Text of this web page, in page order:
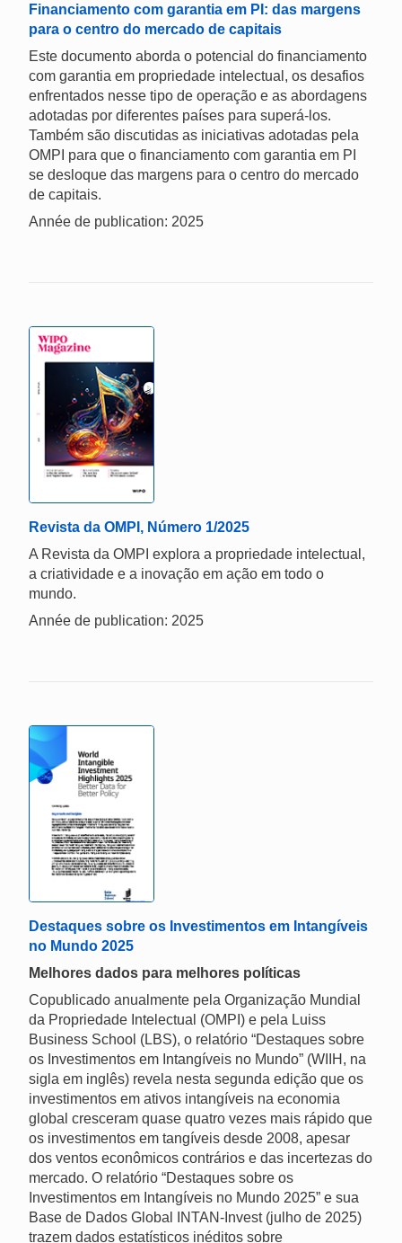
Financiamento com garantia em PI: das margens
para o centro do mercado de capitais
Este documento aborda o potencial do financiamento
com garantia em propriedade intelectual, os desafios
enfrentados nesse tipo de operação e as abordagens
adotadas por diferentes países para superá-los.
Também são discutidas as iniciativas adotadas pela
OMPI para que o financiamento com garantia em PI
se desloque das margens para o centro do mercado
de capitais.
Année de publication: 2025
Revista da OMPI, Número 1/2025
A Revista da OMPI explora a propriedade intelectual,
a criatividade e a inovação em ação em todo o
mundo.
Année de publication: 2025
Destaques sobre os Investimentos em Intangíveis
no Mundo 2025
Melhores dados para melhores políticas
Copublicado anualmente pela Organização Mundial
da Propriedade Intelectual (OMPI) e pela Luiss
Business School (LBS), o relatório “Destaques sobre
os Investimentos em Intangíveis no Mundo” (WIIH, na
sigla em inglês) revela nesta segunda edição que os
investimentos em ativos intangíveis na economia
global cresceram quase quatro vezes mais rápido que
os investimentos em tangíveis desde 2008, apesar
dos ventos econômicos contrários e das incertezas do
mercado. O relatório “Destaques sobre os
Investimentos em Intangíveis no Mundo 2025” e sua
Base de Dados Global INTAN-Invest (julho de 2025)
trazem dados estatísticos inéditos sobre